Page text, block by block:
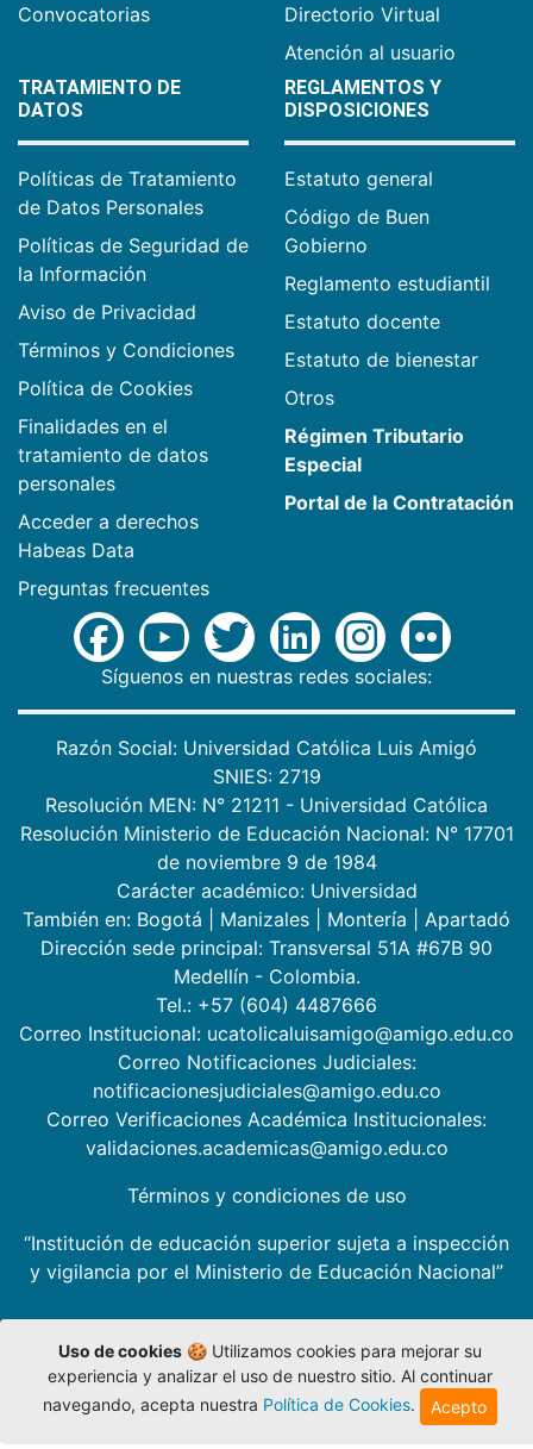
Convocatorias
Directorio Virtual
Atención al usuario
TRATAMIENTO DE
DATOS
Políticas de Tratamiento
de Datos Personales
Políticas de Seguridad de
la Información
Aviso de Privacidad
Términos y Condiciones
Política de Cookies
Finalidades en el
tratamiento de datos
personales
Acceder a derechos
Habeas Data
Preguntas frecuentes
REGLAMENTOS Y
DISPOSICIONES
Estatuto general
Código de Buen
Gobierno
Reglamento estudiantil
Estatuto docente
Estatuto de bienestar
Otros
Régimen Tributario
Especial
Portal de la Contratación
Síguenos en nuestras redes sociales:
Razón Social: Universidad Católica Luis Amigó
SNIES: 2719
Resolución MEN: N° 21211 - Universidad Católica
Resolución Ministerio de Educación Nacional: N° 17701
de noviembre 9 de 1984
Carácter académico: Universidad
También en: Bogotá Manizales Montería
Apartadó
Dirección sede principal: Transversal 51A #67B 90
Medellín - Colombia.
Tel.: +57 (604) 4487666
Correo Institucional: ucatolicaluisamigo@amigo.edu.co
Correo Notificaciones Judiciales:
notificacionesjudiciales@amigo.edu.co
Correo Verificaciones Académica Institucionales:
validaciones.academicas@amigo.edu.co
Términos y condiciones de uso
“Institución de educación superior sujeta a inspección
y vigilancia por el Ministerio de Educación Nacional”
Uso de cookies🍪 Utilizamos cookies para mejorar su
experiencia y analizar el uso de nuestro sitio. Al continuar
navegando, acepta nuestra Política de Cookies. Acepto